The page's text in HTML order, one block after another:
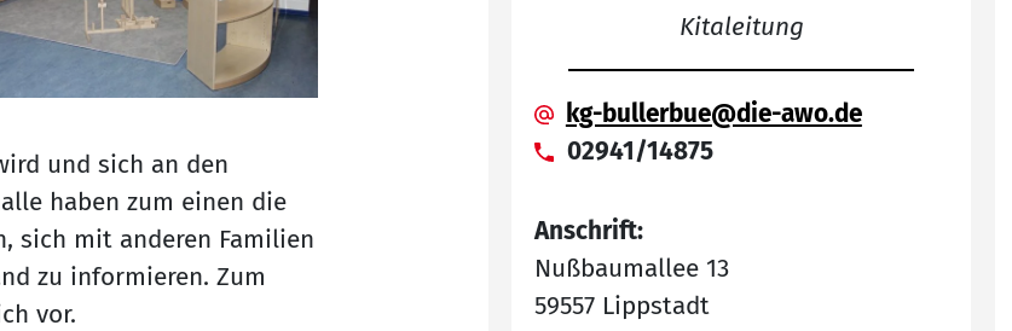
und sich an den
haben zum einen die
sich mit anderen Familien
zu informieren. Zum
vor.
Kitaleitung
kg-bullerbue@die-awo.de
02941/14875
Anschrift:
Nußbaumallee 13
59557 Lippstadt